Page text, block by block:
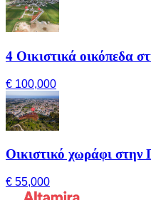
4 Οικιστικά οικόπεδα
€ 100,000
Οικιστικό χωράφι στην
€ 55,000